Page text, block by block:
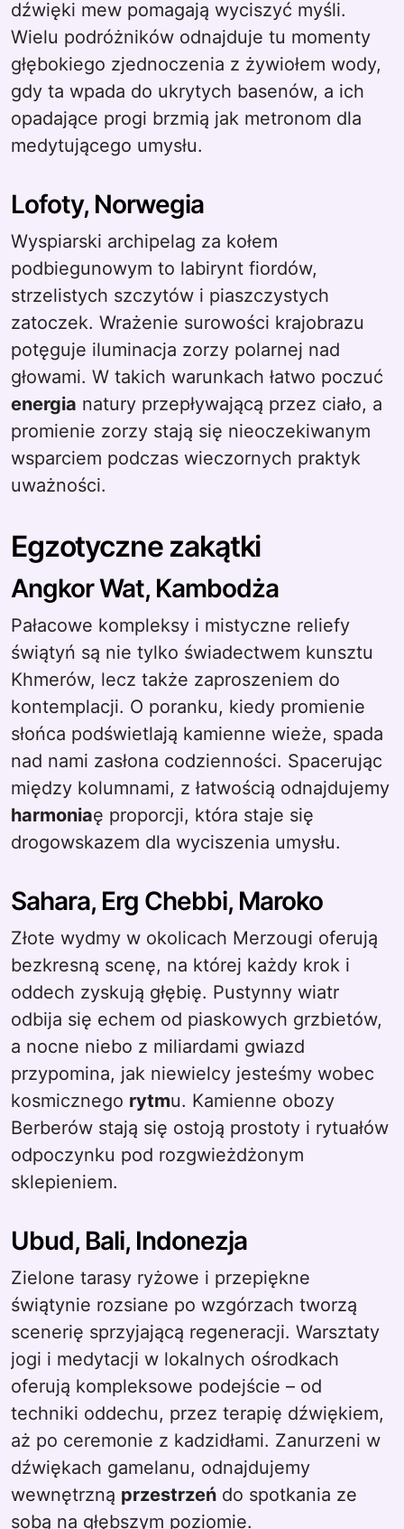
dźwięki mew pomagają wyciszyć myśli.
Wielu podróżników odnajduje tu momenty
głębokiego zjednoczenia z żywiołem wody,
gdy ta wpada do ukrytych basenów, a ich
opadające progi brzmią jak metronom dla
medytującego umysłu.
Lofoty, Norwegia
Wyspiarski archipelag za kołem
podbiegunowym to labirynt fiordów,
strzelistych szczytów i piaszczystych
zatoczek. Wrażenie surowości krajobrazu
potęguje iluminacja zorzy polarnej nad
głowami. W takich warunkach łatwo poczuć
energia natury przepływającą przez ciało, a
promienie zorzy stają się nieoczekiwanym
wsparciem podczas wieczornych praktyk
uważności.
Egzotyczne zakątki
Angkor Wat, Kambodża
Pałacowe kompleksy i mistyczne reliefy
świątyń są nie tylko świadectwem kunsztu
Khmerów, lecz także zaproszeniem do
kontemplacji. O poranku, kiedy promienie
słońca podświetlają kamienne wieże, spada
nad nami zasłona codzienności. Spacerując
między kolumnami, z łatwością odnajdujemy
harmoniaę proporcji, która staje się
drogowskazem dla wyciszenia umysłu.
Sahara, Erg Chebbi, Maroko
Złote wydmy w okolicach Merzougi oferują
bezkresną scenę, na której każdy krok i
oddech zyskują głębię. Pustynny wiatr
odbija się echem od piaskowych grzbietów,
a nocne niebo z miliardami gwiazd
przypomina, jak niewielcy jesteśmy wobec
kosmicznego rytmu. Kamienne obozy
Berberów stają się ostoją prostoty i rytuałów
odpoczynku pod rozgwieżdżonym
sklepieniem.
Ubud, Bali, Indonezja
Zielone tarasy ryżowe i przepiękne
świątynie rozsiane po wzgórzach tworzą
scenerię sprzyjającą regeneracji. Warsztaty
jogi i medytacji w lokalnych ośrodkach
oferują kompleksowe podejście – od
techniki oddechu, przez terapię dźwiękiem,
aż po ceremonie z kadzidłami. Zanurzeni w
dźwiękach gamelanu, odnajdujemy
wewnętrzną przestrzeń do spotkania ze
sobą na głębszym poziomie.